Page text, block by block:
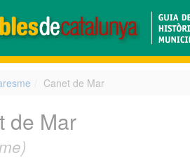
Canet de Mar
de Mar